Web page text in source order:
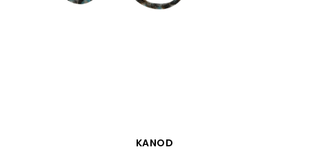
SCHNELLANSICHT
KANOD